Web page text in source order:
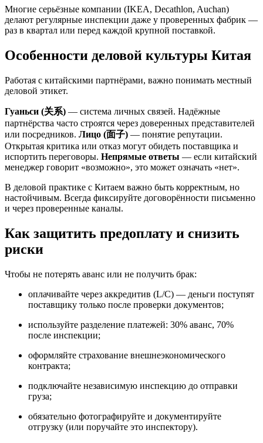
Многие серьёзные компании (IKEA, Decathlon, Auchan)
делают регулярные инспекции даже у проверенных фабрик —
раз в квартал или перед каждой крупной поставкой.
Особенности деловой культуры Китая
Работая с китайскими партнёрами, важно понимать местный
деловой этикет.
Гуаньси (关系) — система личных связей. Надёжные
партнёрства часто строятся через доверенных представителей
или посредников. Лицо (面子) — понятие репутации.
Открытая критика или отказ могут обидеть поставщика и
испортить переговоры. Непрямые ответы — если китайский
менеджер говорит «возможно», это может означать «нет».
В деловой практике с Китаем важно быть корректным, но
настойчивым. Всегда фиксируйте договорённости письменно
и через проверенные каналы.
Как защитить предоплату и снизить
риски
Чтобы не потерять аванс или не получить брак:
оплачивайте через аккредитив (L/C) — деньги поступят
поставщику только после проверки документов;
используйте разделение платежей: 30% аванс, 70%
после инспекции;
оформляйте страхование внешнеэкономического
контракта;
подключайте независимую инспекцию до отправки
груза;
обязательно фотографируйте и документируйте
отгрузку (или поручайте это инспектору).